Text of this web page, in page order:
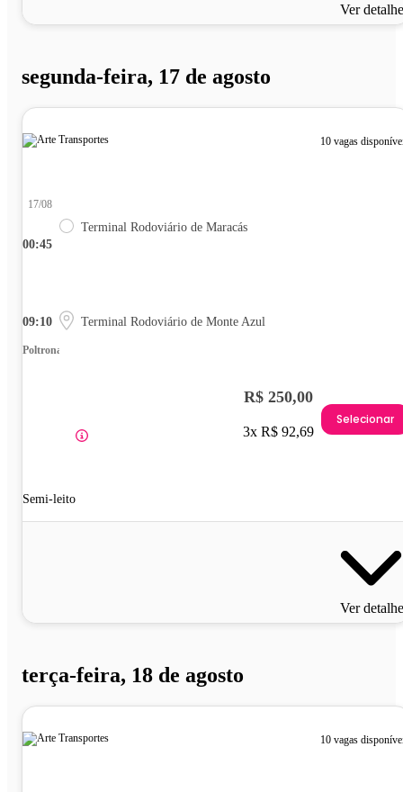
Ver
segunda-feira, 17 de agosto
10 vagas
00:45
17/08
Terminal Rodoviário de Maracás
09:10 Terminal Rodoviário de Monte Azul
Poltrona
Semi-leito
R$ 250,00
3x R$ 92,69
Selecionar
Ver
terça-feira, 18 de agosto
10 vagas